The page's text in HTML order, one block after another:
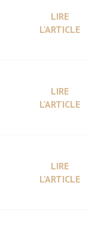
LIRE
L'ARTICLE
LIRE
L'ARTICLE
LIRE
L'ARTICLE